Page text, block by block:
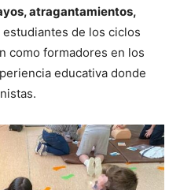
atragantamientos,
estudiantes de los ciclos
como formadores en los
educativa donde